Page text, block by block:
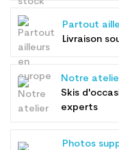
Partout
Livraison
Notre
Skis
experts
Photos